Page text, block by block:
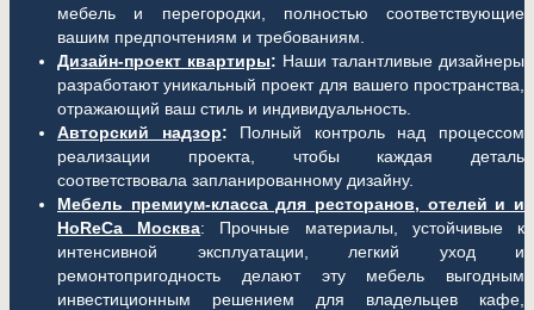
мебель и перегородки, полностью соответствующие
вашим предпочтениям и требованиям.
Дизайн-проект квартиры: Наши талантливые дизайнеры
разработают уникальный проект для вашего пространства,
отражающий ваш стиль и индивидуальность.
Авторский надзор: Полный контроль над процессом
реализации проекта, чтобы каждая деталь
соответствовала запланированному дизайну.
Мебель премиум-класса для ресторанов, отелей и и
HoReCa Москва: Прочные материалы, устойчивые к
интенсивной эксплуатации, легкий уход и
ремонтопригодность делают эту мебель выгодным
инвестиционным решением для владельцев кафе,